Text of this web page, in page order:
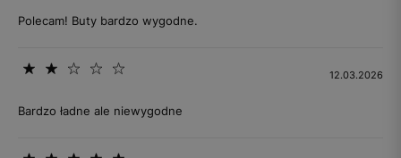
Polecam! Buty bardzo wygodne.
12.03.2026
Bardzo ładne ale niewygodne